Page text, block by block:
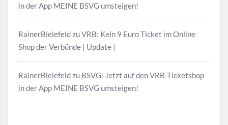
in der App MEINE BSVG umsteigen!
RainerBielefeldzuVRB: Kein 9 Euro Ticket im Online
Shop der Verbünde | Update |
RainerBielefeldzu BSVG: Jetzt auf den VRB-Ticketshop
in der App MEINE BSVG umsteigen!